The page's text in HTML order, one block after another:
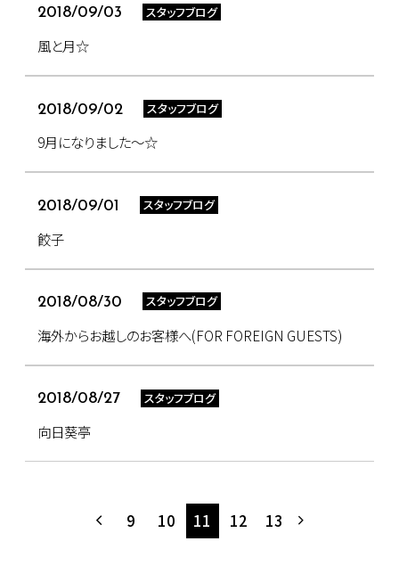
2018/09/03 スタッフブログ
風と月☆
2018/09/02 スタッフブログ
9月になりました～☆
2018/09/01 スタッフブログ
餃子
2018/08/30 スタッフブログ
海外からお越しのお客様へ(FOR FOREIGN GUESTS)
2018/08/27 スタッフブログ
向日葵亭
9 10 11 12 13